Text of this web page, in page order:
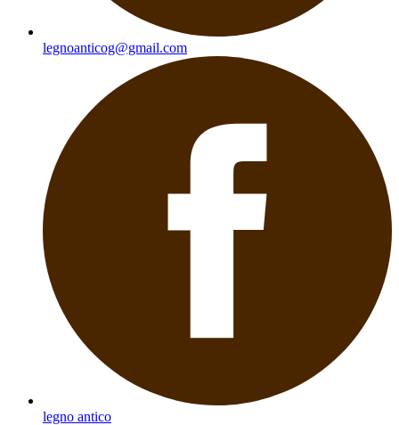
legnoanticog@gmail.com
legno antico